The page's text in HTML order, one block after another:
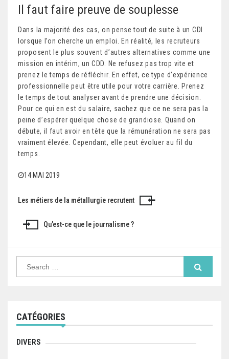
Il faut faire preuve de souplesse
Dans la majorité des cas, on pense tout de suite à un CDI
lorsque l’on cherche un emploi. En réalité, les recruteurs
proposent le plus souvent d’autres alternatives comme une
mission en intérim, un CDD. Ne refusez pas trop vite et
prenez le temps de réfléchir. En effet, ce type d’expérience
professionnelle peut être utile pour votre carrière. Prenez
le temps de tout analyser avant de prendre une décision.
Pour ce qui en est du salaire, sachez que ce ne sera pas la
peine d’espérer quelque chose de grandiose. Quand on
débute, il faut avoir en tête que la rémunération ne sera pas
vraiment élevée. Cependant, elle peut évoluer au fil du
temps.
14 MAI 2019
N
a
i
g
t
Les métiers de la métallurgie recrutent
Qu’est-ce que le journalisme ?
a
f
o
:
CATÉGORIES
DIVERS